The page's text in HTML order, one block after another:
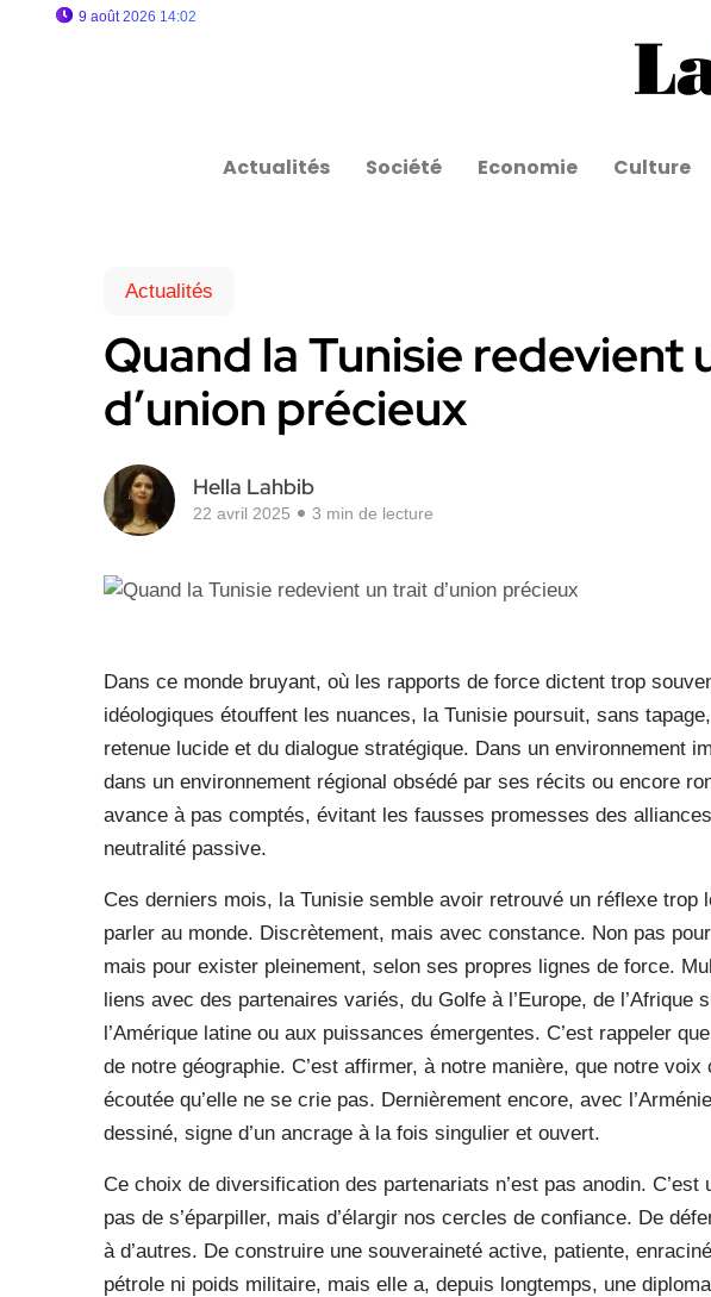
9 août 2026 14:02
Actualités Société Economie Culture
Actualités
Quand la Tunisie redevient
d’union précieux
Hella Lahbib
22 avril 2025 3 min de lecture
Dans ce monde bruyant, où les rapports de force dictent trop
idéologiques étouffent les nuances, la Tunisie poursuit, sans
retenue lucide et du dialogue stratégique. Dans un environnement
dans un environnement régional obsédé par ses récits ou encore
avance à pas comptés, évitant les fausses promesses des
neutralité passive.
Ces derniers mois, la Tunisie semble avoir retrouvé un réflexe trop
parler au monde. Discrètement, mais avec constance. Non pas
mais pour exister pleinement, selon ses propres lignes de force.
liens avec des partenaires variés, du Golfe à l’Europe, de l’Afrique
l’Amérique latine ou aux puissances émergentes. C’est rappeler
de notre géographie. C’est affirmer, à notre manière, que notre voix
écoutée qu’elle ne se crie pas. Dernièrement encore, avec
dessiné, signe d’un ancrage à la fois singulier et ouvert.
Ce choix de diversification des partenariats n’est pas anodin. C’est
pas de s’éparpiller, mais d’élargir nos cercles de confiance. De
à d’autres. De construire une souveraineté active, patiente,
pétrole ni poids militaire, mais elle a, depuis longtemps, une